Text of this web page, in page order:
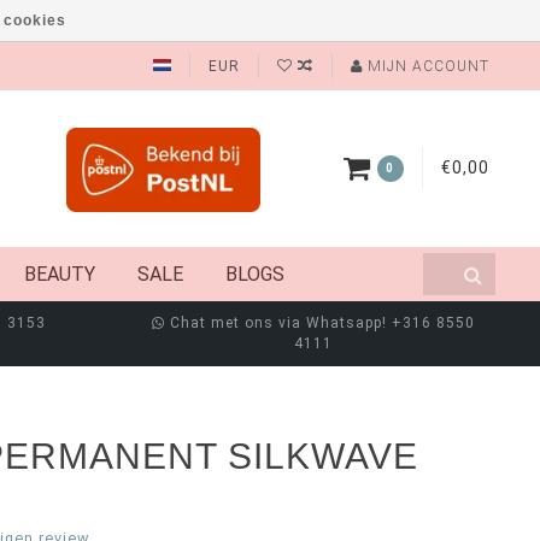
EUR MIJN ACCOUNT
0 €0,00
BEAUTY SALE BLOGS
3153
Chat met ons via Whatsapp! +316 8550
4111
SILKWAVE
cookies